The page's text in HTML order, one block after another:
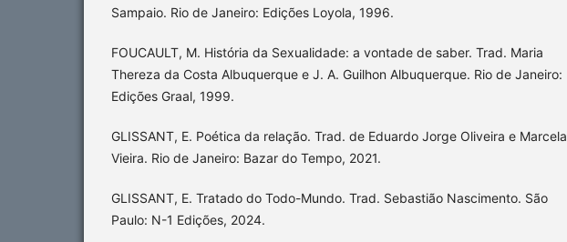
Sampaio. Rio de Janeiro: Edições Loyola, 1996.
FOUCAULT, M. História da Sexualidade: a vontade de saber. Trad. Maria
Thereza da Costa Albuquerque e J. A. Guilhon Albuquerque. Rio de Janeiro:
Edições Graal, 1999.
GLISSANT, E. Poética da relação. Trad. de Eduardo Jorge Oliveira e Marcela
Vieira. Rio de Janeiro: Bazar do Tempo, 2021.
GLISSANT, E. Tratado do Todo-Mundo. Trad. Sebastião Nascimento. São
Paulo: N-1 Edições, 2024.